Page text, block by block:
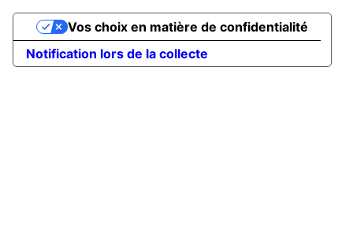
Notification lors de la collecte
Vos choix en matière de confidentialité